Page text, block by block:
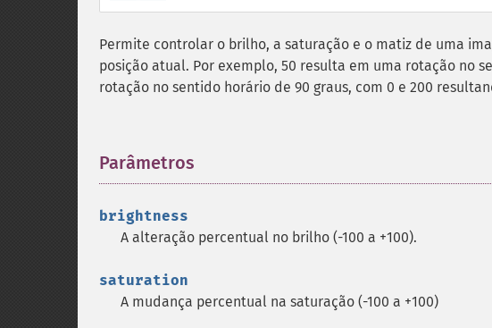
Permite controlar o brilho, a saturação e o matiz de uma
posição atual. Por exemplo, 50 resulta em uma rotação no
rotação no sentido horário de 90 graus, com 0 e 200
Parâmetros
brightness
A alteração percentual no brilho (-100 a +100).
saturation
A mudança percentual na saturação (-100 a +100)